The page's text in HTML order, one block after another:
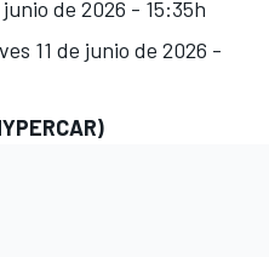
de 2026 - 15:35h
11 de junio de 2026 -